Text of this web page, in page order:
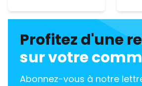
Profitez d'une
sur votre
Abonnez-vous à notre